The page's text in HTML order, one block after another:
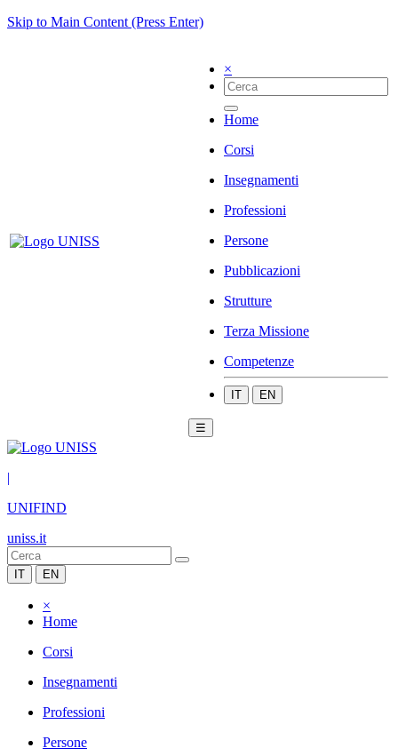
Skip to Main Content (Press Enter)
×
Home
Corsi
Insegnamenti
Professioni
Persone
Pubblicazioni
Strutture
Terza Missione
Competenze
IT EN
☰
|
UNIFIND
uniss.it
IT EN
×
Home
Corsi
Insegnamenti
Professioni
Persone